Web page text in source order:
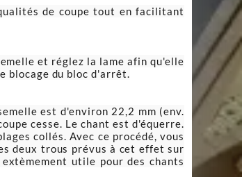
de coupe tout en facilitant
et réglez la lame afin qu'elle
blocage du bloc d'arrêt.
est d'environ 22,2 mm (env.
cesse. Le chant est d'équerre.
collés. Avec ce procédé, vous
deux trous prévus à cet effet sur
utile pour des chants